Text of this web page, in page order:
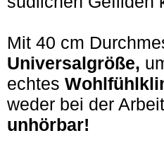
Mit 40 cm
Universalgröße,
echtes
weder bei der
unhörbar!